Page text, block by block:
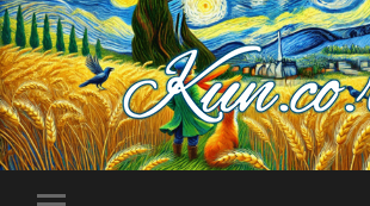
Kuncoro++